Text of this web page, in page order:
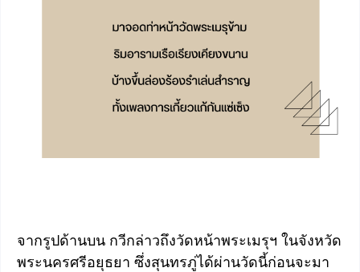
จากรูปด้านบน กวีกล่าวถึงวัดหน้าพระเมรุฯ ในจังหวัด
พระนครศรีอยุธยา ซึ่งสุนทรภู่ได้ผ่านวัดนี้ก่อนจะมา